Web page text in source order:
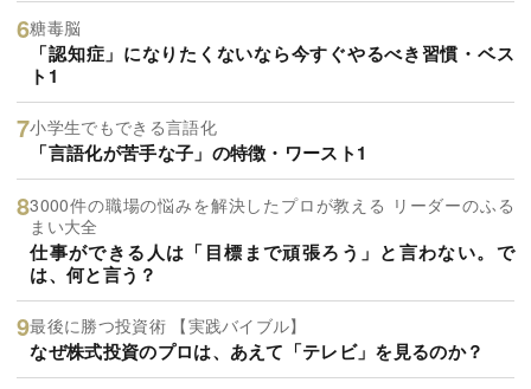
糖毒脳
「認知症」になりたくないなら今すぐやるべき習慣・ベス
ト1
小学生でもできる言語化
「言語化が苦手な子」の特徴・ワースト1
3000件の職場の悩みを解決したプロが教える リーダーのふる
まい大全
仕事ができる人は「目標まで頑張ろう」と言わない。で
は、何と言う？
最後に勝つ投資術 【実践バイブル】
なぜ株式投資のプロは、あえて「テレビ」を見るのか？